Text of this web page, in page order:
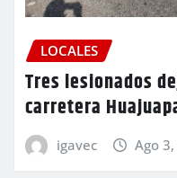
LOCALES
Tres lesionados
carretera
igavec Ago